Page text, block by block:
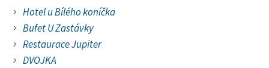
Hotel u Bílého koníčka
Bufet U Zastávky
Restaurace Jupiter
DVOJKA